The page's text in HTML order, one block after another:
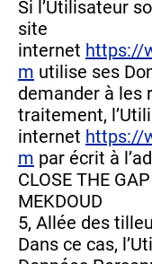
Si l’Utilisateur
site
internet https://
m utilise ses
demander à les
traitement,
internet https://
m par écrit à
CLOSE THE
MEKDOUD
5, Allée des
Dans ce cas,